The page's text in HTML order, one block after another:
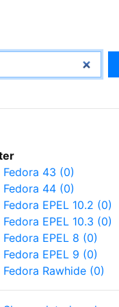
Fedora 43 (0)
Fedora 44 (0)
Fedora EPEL 10.2 (0)
Fedora EPEL 10.3 (0)
Fedora EPEL 8 (0)
Fedora EPEL 9 (0)
Fedora Rawhide (0)